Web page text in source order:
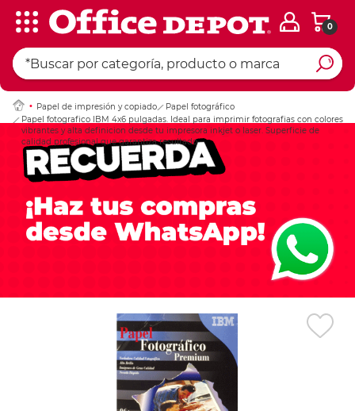
0
Papel de impresión y copiado
Papel fotográfico
Papel fotografico IBM 4x6 pulgadas. Ideal para imprimir fotografias con colores
vibrantes y alta definicion desde tu impresora inkjet o laser. Superficie de
calidad profesional que garantiza resultado
Ingresar Codigo